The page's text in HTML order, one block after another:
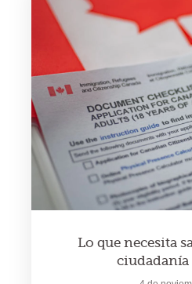
Lo que necesita
ciudadanía